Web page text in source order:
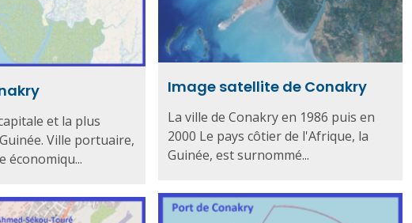
et la plus
Ville portuaire,
économiqu...
Image satellite de Conakry
La ville de Conakry en 1986 puis en
2000 Le pays côtier de l'Afrique, la
Guinée, est surnommé...